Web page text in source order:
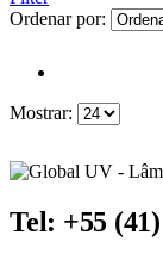
Ordenar por:
Mostrar:
Tel: +55